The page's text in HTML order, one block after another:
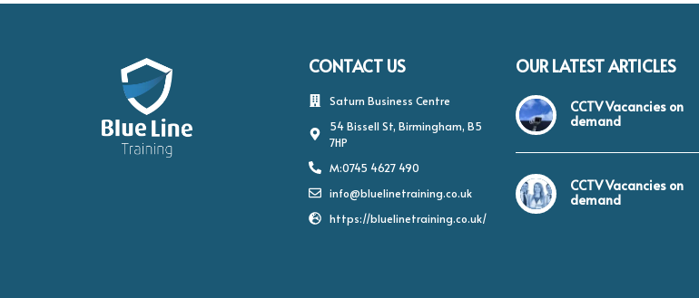
CONTACT US
Saturn Business Centre
54 Bissell St, Birmingham, B5
7HP
M:0745 4627 490
info@bluelinetraining.co.uk
https://bluelinetraining.co.uk/
OUR LATEST ARTICLES
CCTV Vacancies on
demand
CCTV Vacancies on
demand